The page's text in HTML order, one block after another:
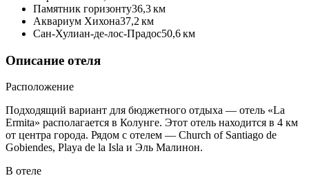
Памятник горизонту36,3 км
Аквариум Хихона37,2 км
Сан-Хулиан-де-лос-Прадос50,6 км
Описание отеля
Расположение
Подходящий вариант для бюджетного отдыха — отель «La
Ermita» располагается в Колунге. Этот отель находится в 4 км
от центра города. Рядом с отелем — Church of Santiago de
Gobiendes, Playa de la Isla и Эль Малинон.
В отеле